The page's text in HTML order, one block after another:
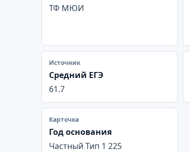
ТФ МЮИ
Источник
Средний ЕГЭ
61.7
Карточка
Год основания
Частный Тип 1 225